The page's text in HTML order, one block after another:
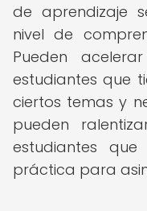
de aprendizaje
nivel de
Pueden
estudiantes que
ciertos temas y
pueden
estudiantes
práctica para